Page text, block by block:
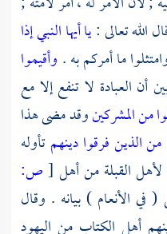
الله تعالى :يا أيها النبي إذا
ما أمركم به . وأقيموا
أن العبادة لا تنفع إلا مع
من المشركينوقد مضى هذا
من الذين فرقوا دينهمتأوله
لأهل القبلة من أهل [ص:
في الأنعام ) بيانه . وقال
أهل الكتاب من اليهود